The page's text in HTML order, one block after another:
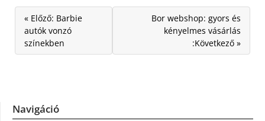
« Előző: Barbie
autók vonzó
színekben
Bor webshop: gyors és
kényelmes vásárlás
:Következő »
Navigáció